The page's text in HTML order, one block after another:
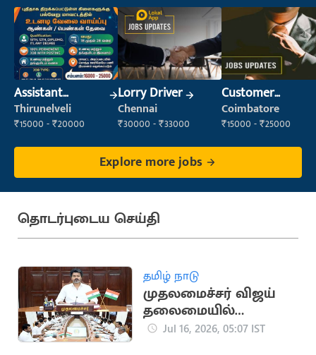
Assistant
Manager
Thirunelveli
₹15000 - ₹20000
Lorry Driver
Chennai
₹30000 - ₹33000
Customer
Service Executive
(Customer
Coimbatore
₹15000 - ₹25000
Explore more jobs
தொடர்புடைய செய்தி
தமிழ் நாடு
முதலமைச்சர் விஜய்
தலைமையில்
அமைச்சரவை கூட்டம்
Jul 16, 2026, 05:07 IST